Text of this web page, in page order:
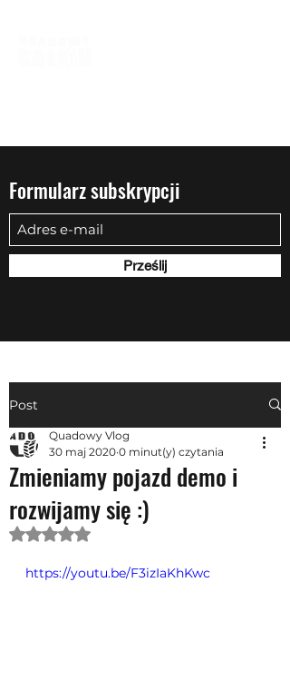
Formularz subskrypcji
Prześlij
Post
Zmieniamy pojazd demo i
rozwijamy się :)
Quadowy Vlog
30 maj 2020 0 minut(y) czytania
Oceniono na NaN z 5 gwiazdek.
https://youtu.be/F3izIaKhKwc